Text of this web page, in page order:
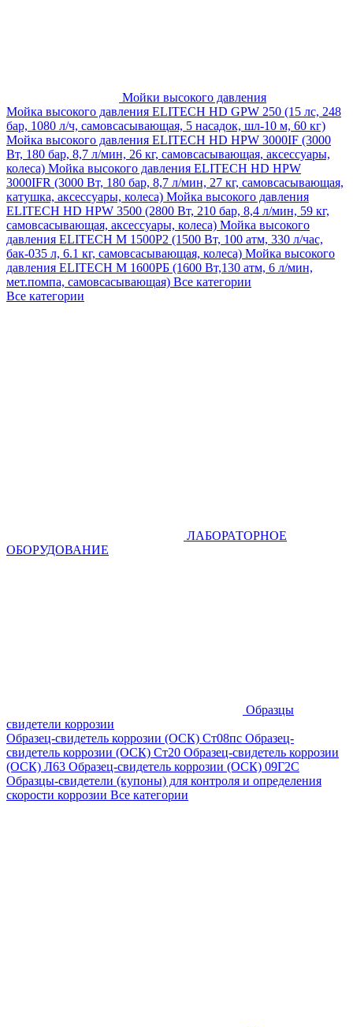
Мойки высокого давления
Мойка высокого давления ELITECH HD GPW 250 (15 лс, 248
бар, 1080 л/ч, самовсасывающая, 5 насадок, шл-10 м, 60 кг)
Мойка высокого давления ELITECH HD HPW 3000IF (3000
Вт, 180 бар, 8,7 л/мин, 26 кг, самовсасывающая, аксессуары,
колеса) Мойка высокого давления ELITECH HD HPW
3000IFR (3000 Вт, 180 бар, 8,7 л/мин, 27 кг, самовсасывающая,
катушка, аксессуары, колеса) Мойка высокого давления
ELITECH HD HPW 3500 (2800 Вт, 210 бар, 8,4 л/мин, 59 кг,
самовсасывающая, аксессуары, колеса) Мойка высокого
давления ELITECH M 1500P2 (1500 Вт, 100 атм, 330 л/час,
бак-035 л, 6.1 кг, самовсасывающая, колеса) Мойка высокого
давления ELITECH М 1600РБ (1600 Вт,130 атм, 6 л/мин,
мет.помпа, самовсасывающая) Все категории
Все категории
ЛАБОРАТОРНОЕ
ОБОРУДОВАНИЕ
Образцы
свидетели коррозии
Образец-свидетель коррозии (ОСК) Ст08пс Образец-
свидетель коррозии (ОСК) Ст20 Образец-свидетель коррозии
(ОСК) Л63 Образец-свидетель коррозии (ОСК) 09Г2С
Образцы-свидетели (купоны) для контроля и определения
скорости коррозии Все категории